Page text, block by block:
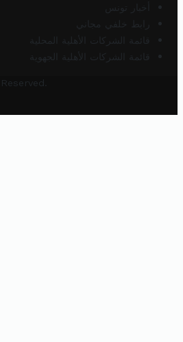
أخبار تونس
رابط خلفي مجاني
قائمة الشركات الأهلية المحلية
قائمة الشركات الأهلية الجهوية